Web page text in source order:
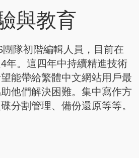
與教育
隊初階編輯人員，目前在
年。這四年中持續精進技術
能帶給繁體中文網站用戶最
他們解決困難。集中寫作方
分割管理、備份還原等等。